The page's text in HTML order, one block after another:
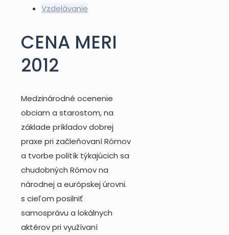
Vzdelávanie
CENA MERI
2012
Medzinárodné ocenenie
obciam a starostom, na
základe príkladov dobrej
praxe pri začleňovaní Rómov
a tvorbe politík týkajúcich sa
chudobných Rómov na
národnej a európskej úrovni.
s cieľom posilniť
samosprávu a lokálnych
aktérov pri využívaní